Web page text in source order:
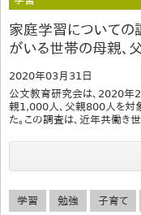
家庭学習についての
がいる世帯の母親、
2020年03月31日
公文教育研究会は、2020年
親1,000人、父親800人を対
た。この調査は、近年共働き
学習 勉強 子育て